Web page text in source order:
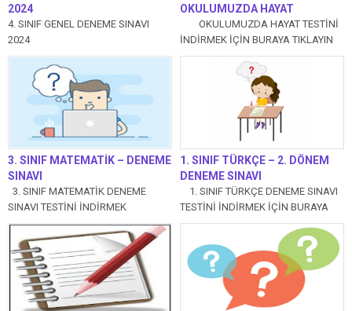
2024
4. SINIF GENEL DENEME SINAVI
2024
OKULUMUZDA HAYAT
OKULUMUZDA HAYAT TESTİNİ
İNDİRMEK İÇİN BURAYA TIKLAYIN
1.Arkadaşlar, geçen yıl okula
başladığınız...
3. SINIF MATEMATİK – DENEME
SINAVI
3. SINIF MATEMATİK DENEME
SINAVI TESTİNİ İNDİRMEK
İÇİN BURAYA TIKLA 3. SINIF
UZUNLUK ÖLÇME
PROBLEMLERİNİ...
1. SINIF TÜRKÇE – 2. DÖNEM
DENEME SINAVI
1. SINIF TÜRKÇE DENEME SINAVI
TESTİNİ İNDİRMEK İÇİN BURAYA
TIKLA Tamamen özgün 10...